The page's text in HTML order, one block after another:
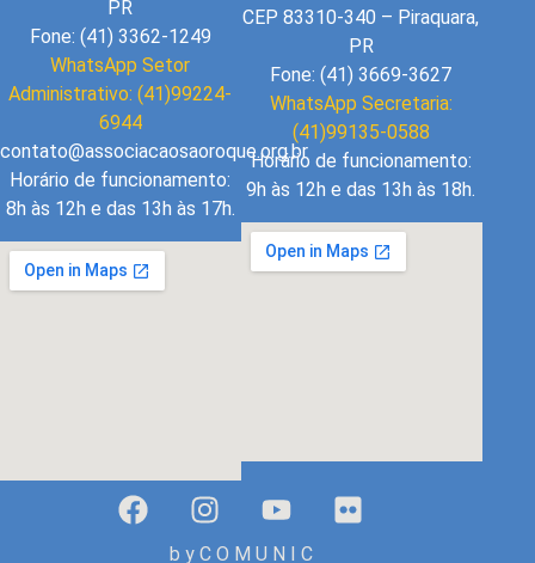
PR
Fone: (41) 3362-1249
WhatsApp Setor
Administrativo: (41)99224-
6944
contato@associacaosaoroque.org.br
Horário de funcionamento:
8h às 12h e das 13h às 17h.
CEP 83310-340 – Piraquara,
PR
Fone: (41) 3669-3627
WhatsApp Secretaria:
(41)99135-0588
Horário de funcionamento:
9h às 12h e das 13h às 18h.
b y C O M U N I C